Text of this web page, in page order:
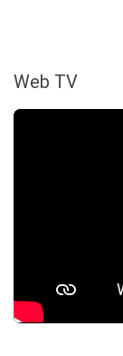
Web TV